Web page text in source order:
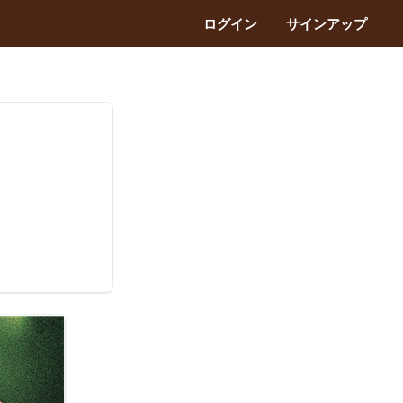
ログイン サインアップ